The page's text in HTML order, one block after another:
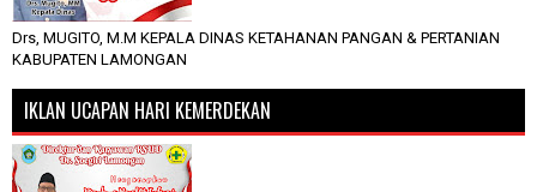
Drs, MUGITO, M.M KEPALA DINAS KETAHANAN PANGAN & PERTANIAN
KABUPATEN LAMONGAN
IKLAN UCAPAN HARI KEMERDEKAN